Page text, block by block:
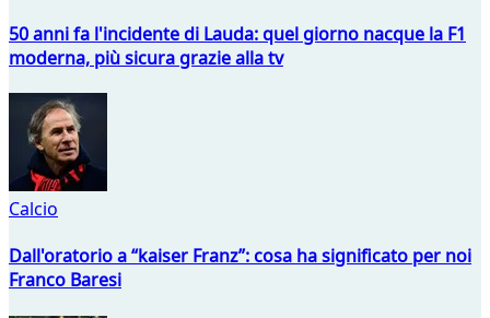
50 anni fa l'incidente di Lauda: quel giorno nacque la F1
moderna, più sicura grazie alla tv
Calcio
Dall'oratorio a “kaiser Franz”: cosa ha significato per noi
Franco Baresi